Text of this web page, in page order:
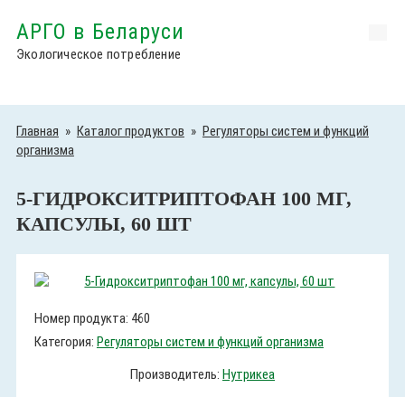
АРГО в Беларуси
Экологическое потребление
Главная » Каталог продуктов » Регуляторы систем и функций
организма
5-ГИДРОКСИТРИПТОФАН 100 МГ,
КАПСУЛЫ, 60 ШТ
Номер продукта: 460
Категория: Регуляторы систем и функций организма
Производитель: Нутрикеа